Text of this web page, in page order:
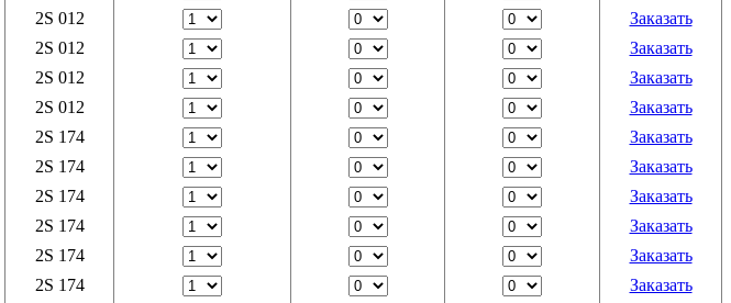
2S 012
Заказать
2S 012
Заказать
2S 012
Заказать
2S 012
Заказать
2S 174
Заказать
2S 174
Заказать
2S 174
Заказать
2S 174
Заказать
2S 174
Заказать
2S 174
Заказать